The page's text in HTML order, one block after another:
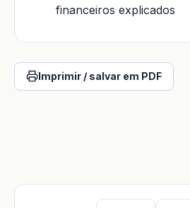
financeiros explicados
Imprimir / salvar em PDF